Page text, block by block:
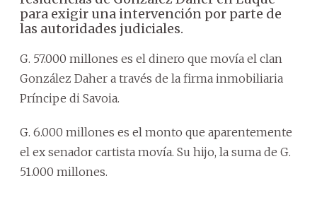
para exigir una intervención por parte de
las autoridades judiciales.
G. 57.000 millones es el dinero que movía el clan
González Daher a través de la firma inmobiliaria
Príncipe di Savoia.
G. 6.000 millones es el monto que aparentemente
el ex senador cartista movía. Su hijo, la suma de G.
51.000 millones.